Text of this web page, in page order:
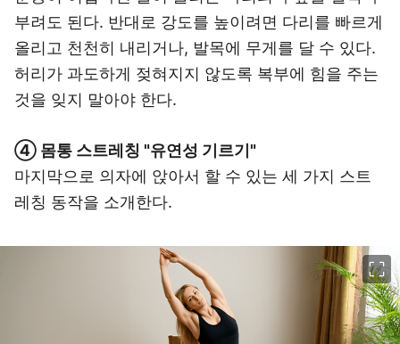
부려도 된다. 반대로 강도를 높이려면 다리를 빠르게
올리고 천천히 내리거나, 발목에 무게를 달 수 있다.
허리가 과도하게 젖혀지지 않도록 복부에 힘을 주는
것을 잊지 말아야 한다.
④ 몸통 스트레칭 "유연성 기르기"
마지막으로 의자에 앉아서 할 수 있는 세 가지 스트
레칭 동작을 소개한다.